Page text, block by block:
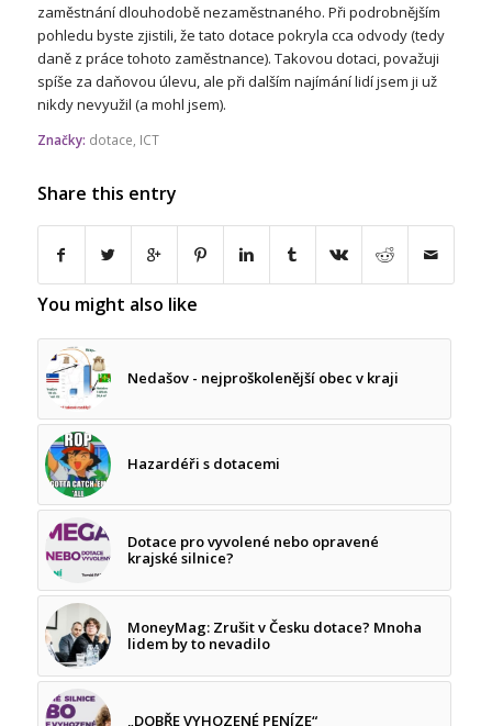
zaměstnání dlouhodobě nezaměstnaného. Při podrobnějším
pohledu byste zjistili, že tato dotace pokryla cca odvody (tedy
daně z práce tohoto zaměstnance). Takovou dotaci, považuji
spíše za daňovou úlevu, ale při dalším najímání lidí jsem ji už
nikdy nevyužil (a mohl jsem).
Značky: dotace ICT
Share this entry
You might also like
Nedašov - nejproškolenější obec v kraji
Hazardéři s dotacemi
Dotace pro vyvolené nebo opravené
krajské silnice?
MoneyMag: Zrušit v Česku dotace? Mnoha
lidem by to nevadilo
„DOBŘE VYHOZENÉ PENÍZE“